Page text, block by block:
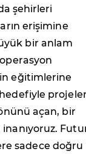
şehirleri
erişimine
bir anlam
eğitimlerine
açan, bir
inanıyoruz.
sadece doğru